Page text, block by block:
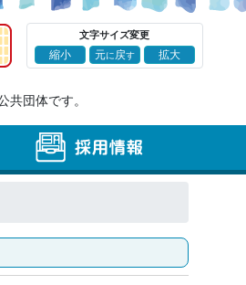
文字サイズ変更
縮小 元に戻す 拡大
団体です。